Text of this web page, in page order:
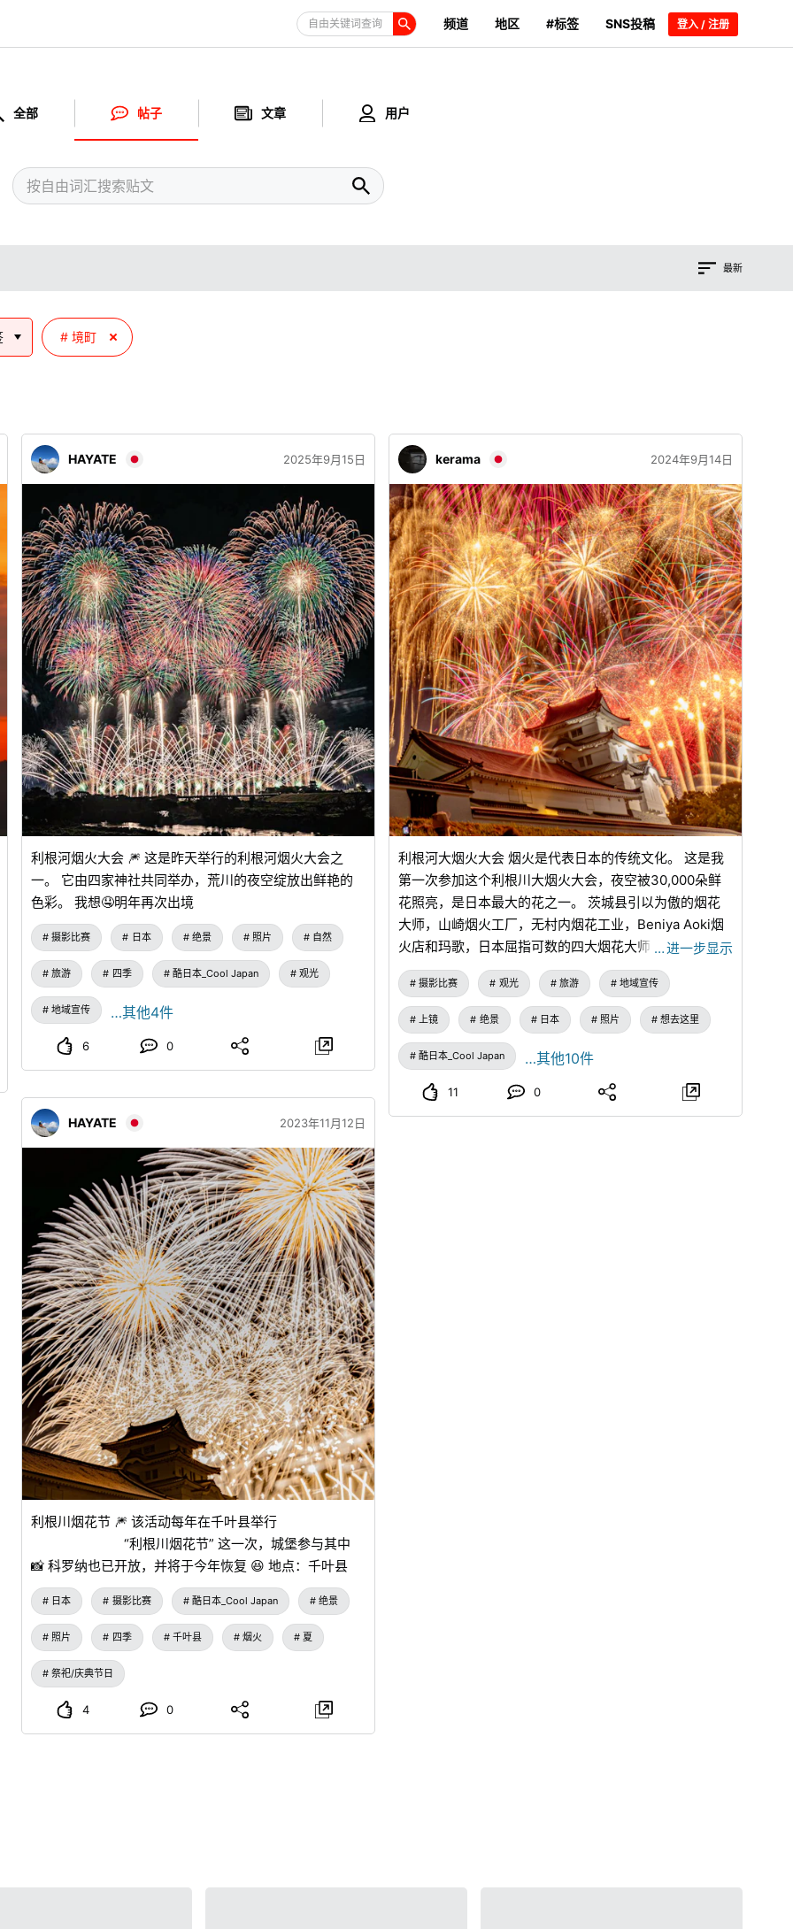
自由关键词查询 频道 地区 #标签 SNS投稿 登入 / 注册
全部 帖子 文章 用户
最新
境町
HAYATE 2025年9月15日
利根河烟火大会 🎆 这是昨天举行的利根河烟火大会之
一。 它由四家神社共同举办，荒川的夜空绽放出鲜艳的
色彩。 我想🤤明年再次出境
摄影比赛 日本 绝景 照片 自然
旅游 四季 酷日本_Cool Japan 观光
地域宣传 …其他4件
6 0
kerama 2024年9月14日
利根河大烟火大会 烟火是代表日本的传统文化。 这是我
第一次参加这个利根川大烟火大会，夜空被30,000朵鲜
花照亮，是日本最大的花之一。 茨城县引以为傲的烟花
大师，山崎烟火工厂，无村内烟花工业，Beniya Aoki烟
火店和玛歌，日本屈指可数的四大烟花大师，表演华丽，
我很感激和感激与城郭旅馆一起看到的风景诞生于日本。
…进一步显示
摄影比赛 观光 旅游 地域宣传
上镜 绝景 日本 照片 想去这里
酷日本_Cool Japan …其他10件
11 0
HAYATE 2023年11月12日
利根川烟花节 🎆 该活动每年在千叶县举行
“利根川烟花节” 这一次，城堡参与其中
📸 科罗纳也已开放，并将于今年恢复 😆 地点：千叶县
日本 摄影比赛 酷日本_Cool Japan 绝景
照片 四季 千叶县 烟火 夏
祭祀/庆典节日
4 0